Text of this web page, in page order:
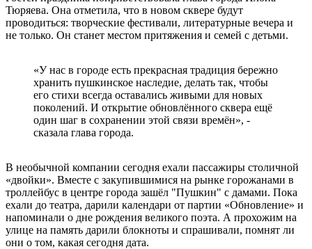
Тюряева. Она отметила, что в новом сквере будут
проводиться: творческие фестивали, литературные вечера и
не только. Он станет местом притяжения и семей с детьми.
«У нас в городе есть прекрасная традиция бережно
хранить пушкинское наследие, делать так, чтобы
его стихи всегда оставались живыми для новых
поколений. И открытие обновлённого сквера ещё
один шаг в сохранении этой связи времён», -
сказала глава города.
В необычной компании сегодня ехали пассажиры столичной
«двойки». Вместе с закупившимися на рынке горожанами в
троллейбус в центре города зашёл "Пушкин" с дамами. Пока
ехали до театра, дарили календари от партии «Обновление» и
напоминали о дне рождения великого поэта. А прохожим на
улице на память дарили блокноты и спрашивали, помнят ли
они о том, какая сегодня дата.